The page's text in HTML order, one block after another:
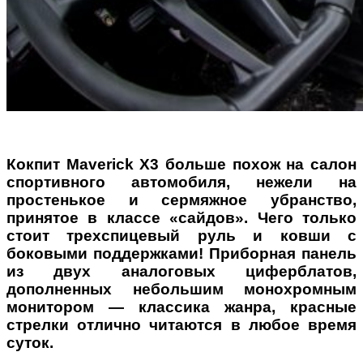
Кокпит Maverick X3 больше похож на салон
спортивного автомобиля, нежели на
простенькое и сермяжное убранство,
принятое в классе «сайдов». Чего только
стоит трехспицевый руль и ковши с
боковыми поддержками! Приборная панель
из двух аналоговых циферблатов,
дополненных небольшим монохромным
монитором — классика жанра, красные
стрелки отлично читаются в любое время
суток.